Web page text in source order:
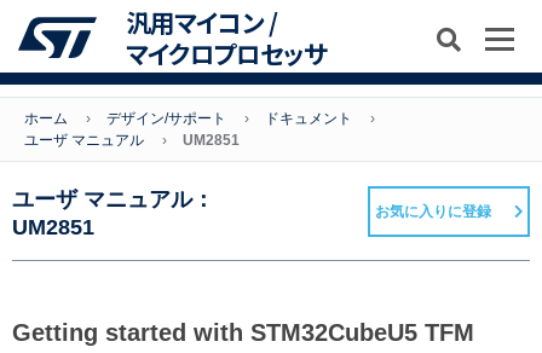
汎用マイコン /
マイクロプロセッサ
ホーム デザイン/サポート
ドキュメント
ユーザ マニュアル
UM2851
ユーザ マニュアル：
UM2851
お気に入りに登録
Getting started with STM32CubeU5 TFM